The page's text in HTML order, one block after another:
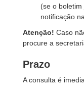
(se o
notificação
Atenção! Caso
procure a
Prazo
A consulta é